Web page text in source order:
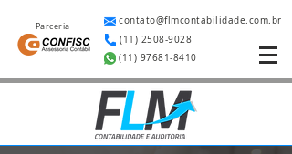
contato@flmcontabilidade.com.br
(11) 2508-9028
(11) 97681-8410
Parceria